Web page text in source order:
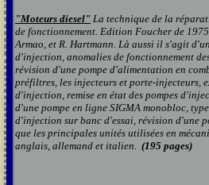
"Moteurs diesel" La technique de la
de fonctionnement. Edition Foucher de
Armao, et R. Hartmann. Là aussi il s'agit
d'injection, anomalies de fonctionnement
révision d'une pompe d'alimentation en
préfiltres, les injecteurs et porte-injecteurs,
d'injection, remise en état des pompes
d'une pompe en ligne SIGMA monobloc,
d'injection sur banc d'essai, révision d'une
que les principales unités utilisées en
anglais, allemand et italien. (195 pages)